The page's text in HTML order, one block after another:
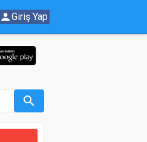
personGiriş Yap
search